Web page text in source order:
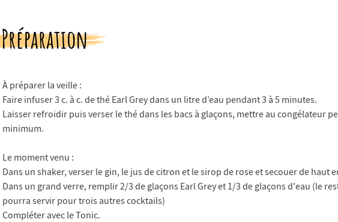
Préparation
À préparer la veille :
Faire infuser 3 c. à c. de thé Earl Grey dans un litre d’eau pendant 3 à 5 minutes.
Laisser refroidir puis verser le thé dans les bacs à glaçons, mettre au congélateur
minimum.
Le moment venu :
Dans un shaker, verser le gin, le jus de citron et le sirop de rose et secouer de haut
Dans un grand verre, remplir 2/3 de glaçons Earl Grey et 1/3 de glaçons d'eau (le
pourra servir pour trois autres cocktails)
Compléter avec le Tonic.